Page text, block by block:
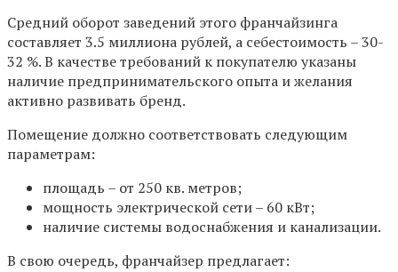
Средний оборот заведений этого франчайзинга
составляет 3.5 миллиона рублей, а себестоимость – 30-
32 %. В качестве требований к покупателю указаны
наличие предпринимательского опыта и желания
активно развивать бренд.
Помещение должно соответствовать следующим
параметрам:
площадь – от 250 кв. метров;
мощность электрической сети – 60 кВт;
наличие системы водоснабжения и канализации.
В свою очередь, франчайзер предлагает: